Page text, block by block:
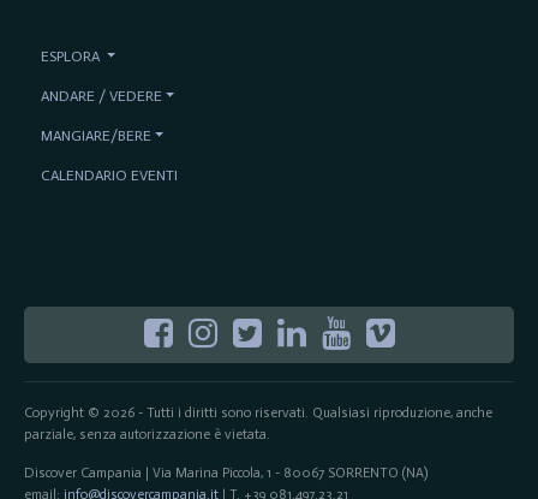
Copyright © 2026 - Tutti i diritti sono riservati. Qualsiasi riproduzione, anche
parziale, senza autorizzazione è vietata.
Discover Campania | Via Marina Piccola, 1 - 80067 SORRENTO (NA)
email: info@discovercampania.it| T. +39 081.497.23.21
ESPLORA
ANDARE / VEDERE
MANGIARE/BERE
CALENDARIO EVENTI